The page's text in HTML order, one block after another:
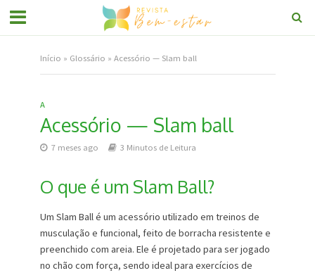
Início » Glossário » Acessório — Slam ball
A
Acessório — Slam ball
7 meses ago 3 Minutos de Leitura
O que é um Slam Ball?
Um Slam Ball é um acessório utilizado em treinos de
musculação e funcional, feito de borracha resistente e
preenchido com areia. Ele é projetado para ser jogado
no chão com força, sendo ideal para exercícios de